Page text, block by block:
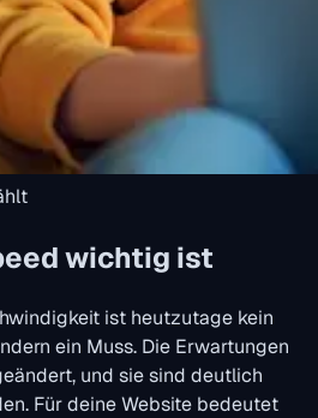
wichtig ist
ist heutzutage kein
ein Muss. Die Erwartungen
und sie sind deutlich
Für deine Website bedeutet